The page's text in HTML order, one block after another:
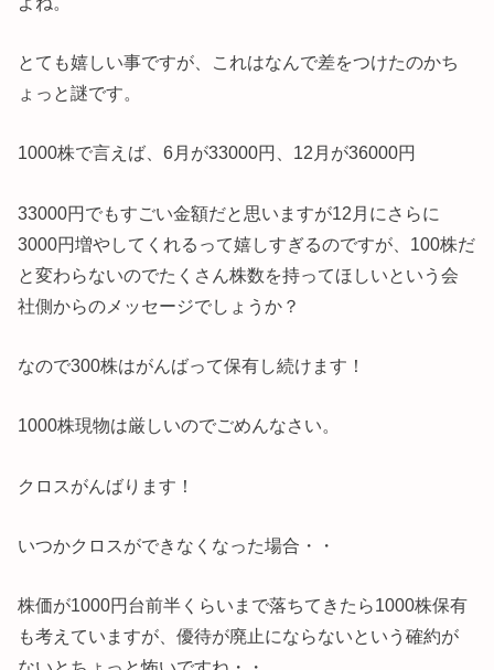
とても嬉しい事ですが、これはなんで差をつけたのかち
ょっと謎です。
1000株で言えば、6月が33000円、12月が36000円
33000円でもすごい金額だと思いますが12月にさらに
3000円増やしてくれるって嬉しすぎるのですが、100株だ
と変わらないのでたくさん株数を持ってほしいという会
社側からのメッセージでしょうか？
なので300株はがんばって保有し続けます！
1000株現物は厳しいのでごめんなさい。
クロスがんばります！
いつかクロスができなくなった場合・・
株価が1000円台前半くらいまで落ちてきたら1000株保有
も考えていますが、優待が廃止にならないという確約が